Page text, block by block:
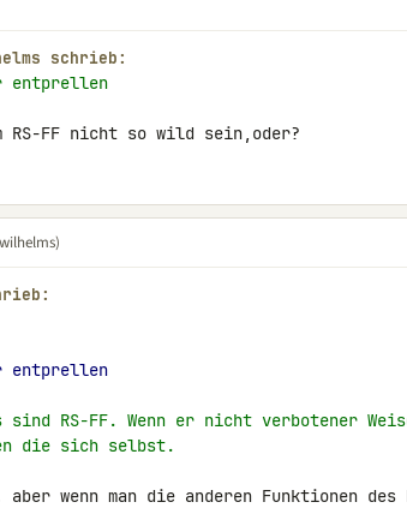
schrieb:
entprellen
RS-FF nicht so wild sein,oder?
entprellen
sind RS-FF. Wenn er nicht verbotener
die sich selbst.
wenn man die anderen Funktionen des